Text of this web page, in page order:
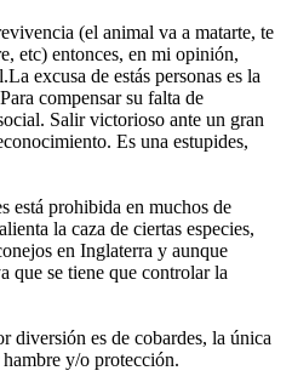
(el animal va a matarte, te
etc) entonces, en mi opinión,
La excusa de estás personas es la
compensar su falta de
Salir victorioso ante un gran
Es una estupides,
está prohibida en muchos de
la caza de ciertas especies,
en Inglaterra y aunque
que se tiene que controlar la
diversión es de cobardes, la única
y/o protección.